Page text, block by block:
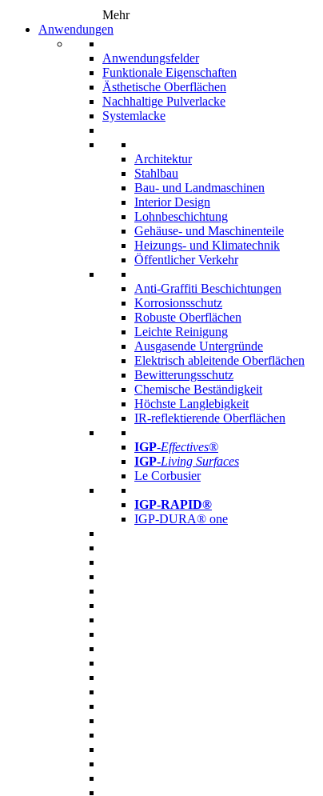
Mehr
Anwendungen
Anwendungsfelder
Funktionale Eigenschaften
Ästhetische Oberflächen
Nachhaltige Pulverlacke
Systemlacke
Architektur
Stahlbau
Bau- und Landmaschinen
Interior Design
Lohnbeschichtung
Gehäuse- und Maschinenteile
Heizungs- und Klimatechnik
Öffentlicher Verkehr
Anti-Graffiti Beschichtungen
Korrosionsschutz
Robuste Oberflächen
Leichte Reinigung
Ausgasende Untergründe
Elektrisch ableitende Oberflächen
Bewitterungsschutz
Chemische Beständigkeit
Höchste Langlebigkeit
IR-reflektierende Oberflächen
IGP-Effectives®
IGP-Living Surfaces
Le Corbusier
IGP-RAPID®
IGP-DURA® one